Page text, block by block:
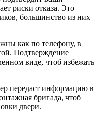
риски отказа. Это
большинство из них
как по телефону, в
Подтверждение
виде, чтоб избежать
передаст информацию в
бригада, чтоб
двери.